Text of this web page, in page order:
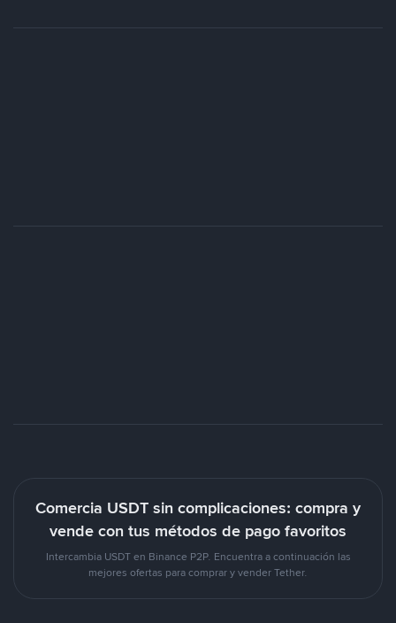
Comercia USDT sin complicaciones: compra y
vende con tus métodos de pago favoritos
Intercambia USDT en Binance P2P. Encuentra a continuación las
mejores ofertas para comprar y vender Tether.